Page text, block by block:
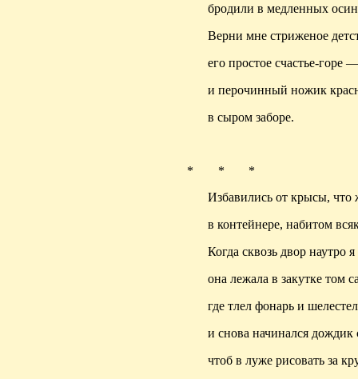
бродили в медленных
Верни мне стриженое
его простое счастье-горе —
и перочинный ножик
в сыром заборе.
* * *
Избавились от крысы, что
в контейнере, набитом
Когда сквозь двор наутро
она лежала в закутке том
где тлел фонарь и
и снова начинался дождик
чтоб в луже рисовать за